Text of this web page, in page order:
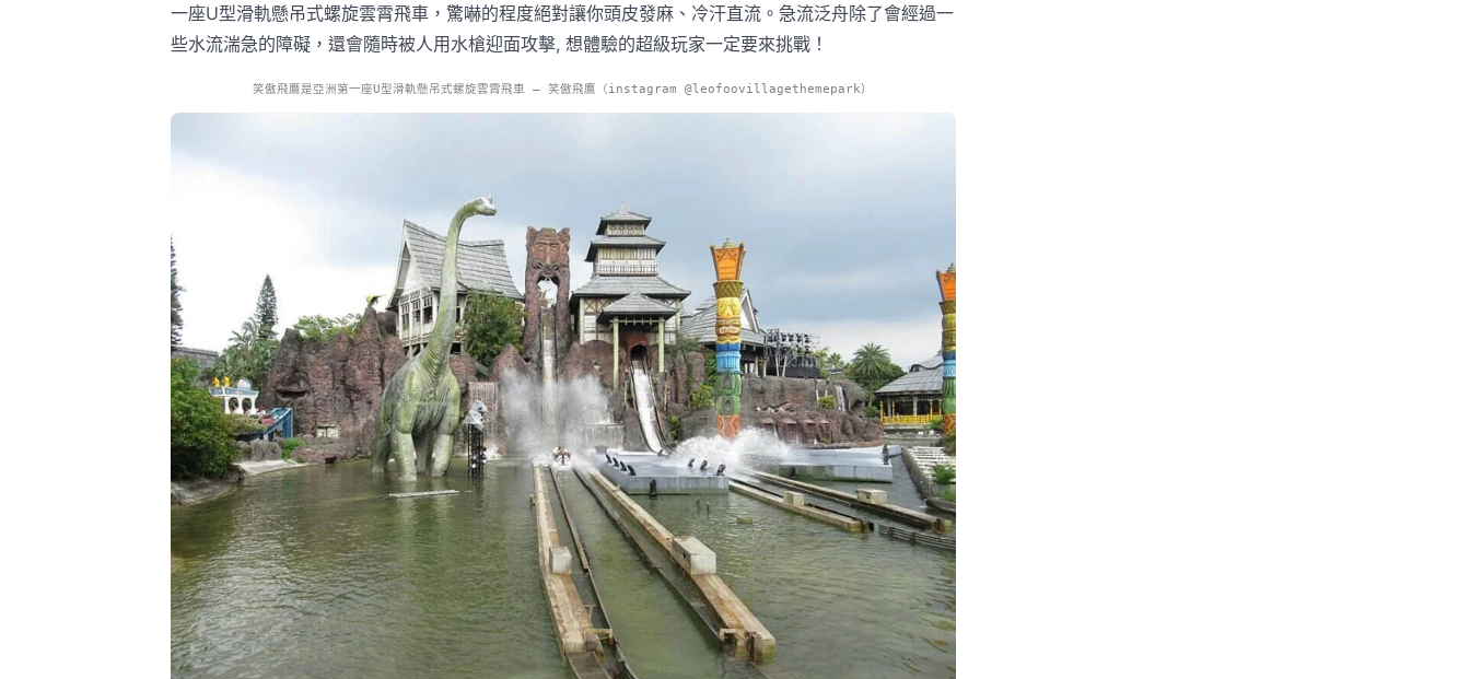
一座U型滑軌懸吊式螺旋雲霄飛車，驚嚇的程度絕對讓你頭皮發麻、冷汗直流。急流泛舟除了會經過一
些水流湍急的障礙，還會隨時被人用水槍迎面攻擊, 想體驗的超級玩家一定要來挑戰！
笑傲飛鷹是亞洲第一座U型滑軌懸吊式螺旋雲霄飛車 – 笑傲飛鷹（instagram @leofoovillagethemepark）